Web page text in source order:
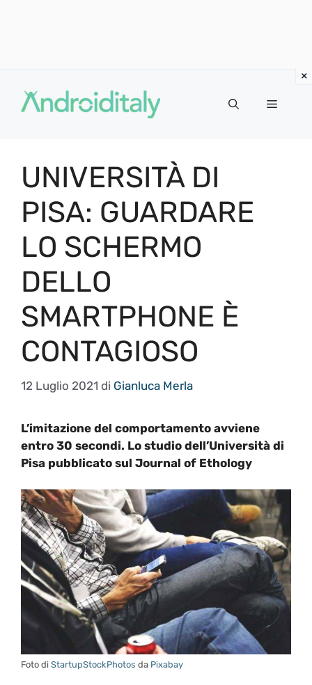
contenuto
MENU
UNIVERSITÀ DI
PISA: GUARDARE
LO SCHERMO
DELLO
SMARTPHONE È
CONTAGIOSO
12 Luglio 2021 di Gianluca Merla
L’imitazione del comportamento avviene
entro 30 secondi. Lo studio dell’Università di
Pisa pubblicato sul Journal of Ethology
Foto di StartupStockPhotos da Pixabay